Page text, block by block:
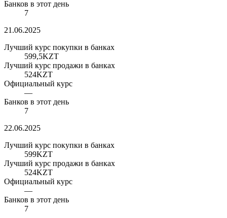
Банков в этот день
7
21.06.2025
Лучший курс покупки в банках
599,5KZT
Лучший курс продажи в банках
524KZT
Официальный курс
—
Банков в этот день
7
22.06.2025
Лучший курс покупки в банках
599KZT
Лучший курс продажи в банках
524KZT
Официальный курс
—
Банков в этот день
7